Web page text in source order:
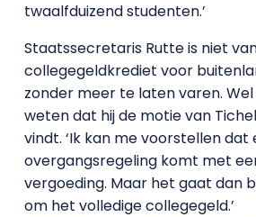
twaalfduizend studenten.’
Staatssecretaris Rutte is niet
collegegeldkrediet voor
zonder meer te laten varen.
weten dat hij de motie van
vindt. ‘Ik kan me voorstellen dat
overgangsregeling komt met
vergoeding. Maar het gaat dan
om het volledige collegegeld.’